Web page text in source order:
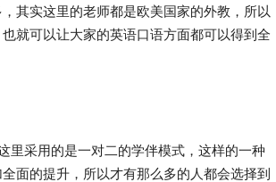
其实这里的老师都是欧美国家的外教，所以
就可以让大家的英语口语方面都可以得到全
采用的是一对二的学伴模式，这样的一种
面的提升，所以才有那么多的人都会选择到